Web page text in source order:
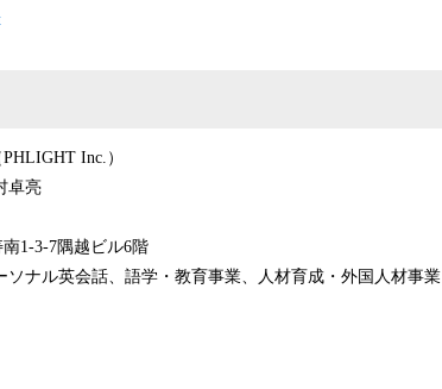
Inc.）
卓亮
1-3-7隅越ビル6階
ソナル英会話、語学・教育事業、人材育成・外国人材事業